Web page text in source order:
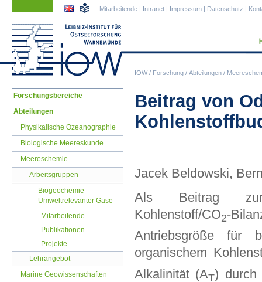
IOW/ Forschung / Abteilungen /
Mitarbeitende | Intranet | Impressum | Datenschutz |
Beitrag von
Jacek Beldowski,
Als Beitrag
Kohlenstoff/CO2-
Antriebsgröße für
organischem
Alkalinität (AT) durch
Navigation
überspringen
Forschungsbereiche
Abteilungen
Physikalische Ozeanographie
Biologische Meereskunde
Meereschemie
Arbeitsgruppen
Biogeochemie
Umweltrelevanter Gase
Mitarbeitende
Publikationen
Projekte
Lehrangebot
Marine Geowissenschaften